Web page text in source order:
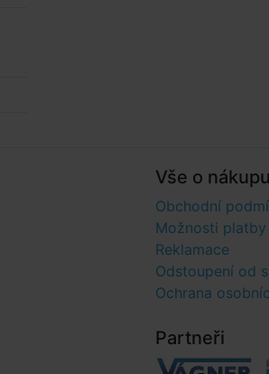
Vše o nákupu
Obchodní
Možnosti
Reklamace
Odstoupení od
Ochrana
Partneři